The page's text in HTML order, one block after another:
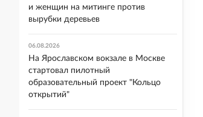
и женщин на митинге против
вырубки деревьев
06.08.2026
На Ярославском вокзале в Москве
стартовал пилотный
образовательный проект "Кольцо
открытий"